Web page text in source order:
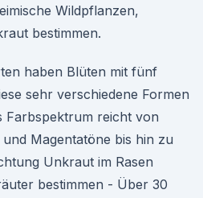
Wildpflanzen,
bestimmen.
haben Blüten mit fünf
sehr verschiedene Formen
Farbspektrum reicht von
Magentatöne bis hin zu
Unkraut im Rasen
bestimmen - Über 30